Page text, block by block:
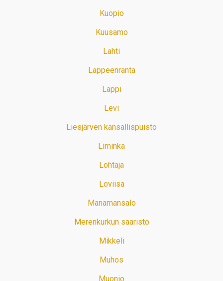
Kuopio
Kuusamo
Lahti
Lappeenranta
Lappi
Levi
Liesjärven kansallispuisto
Liminka
Lohtaja
Loviisa
Manamansalo
Merenkurkun saaristo
Mikkeli
Muhos
Muonio